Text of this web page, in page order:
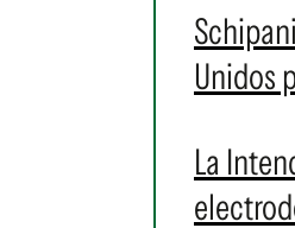
Unidos
La